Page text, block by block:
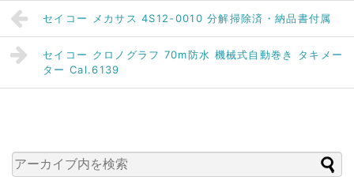
セイコー メカサス 4S12-0010 分解掃除済・納品書付属
セイコー クロノグラフ 70m防水 機械式自動巻き タキメー
ター Cal.6139